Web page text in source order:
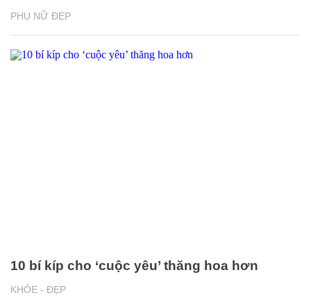
PHỤ NỮ ĐẸP
KHỎE - ĐẸP
10 bí kíp cho ‘cuộc yêu’ thăng hoa hơn